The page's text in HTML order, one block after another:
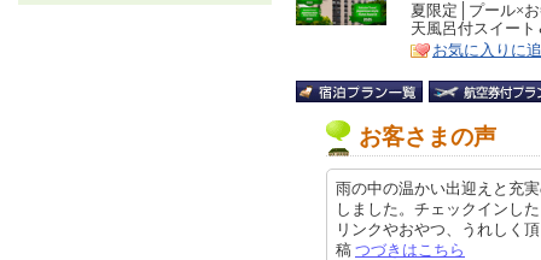
リ
ア
特
徴
夏限定│プール×
天風呂付スイー
お気に入りに
お客さまの声
雨の中の温かい出迎えと充
しました。チェックインし
リンクやおやつ、うれしく
稿 つづきはこちら